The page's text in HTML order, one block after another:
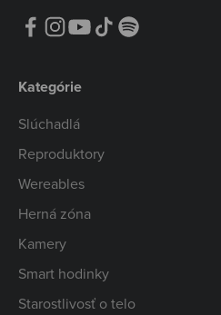
Kategórie
Slúchadlá
Reproduktory
Wereables
Herná zóna
Kamery
Smart hodinky
Starostlivosť o telo